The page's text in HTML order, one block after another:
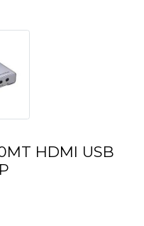
HDMI USB